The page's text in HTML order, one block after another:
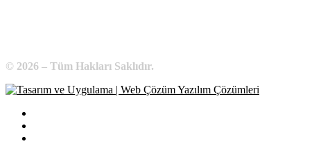
© 2026 – Tüm Hakları Saklıdır.